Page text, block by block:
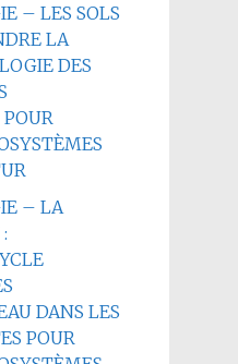
– LES SOLS
LA
DES
– LA
DANS LES
POUR